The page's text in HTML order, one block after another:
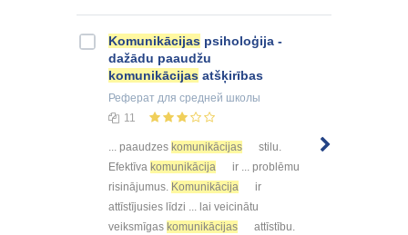
Komunikācijas psiholoģija -
dažādu paaudžu
komunikācijas atšķirības
Реферат для средней школы
11
... paaudzes komunikācijas
stilu.
Efektīva komunikācija
ir ... problēmu
risinājumus. Komunikācija
ir
attīstījusies līdzi ... lai veicinātu
veiksmīgas komunikācijas
attīstību.